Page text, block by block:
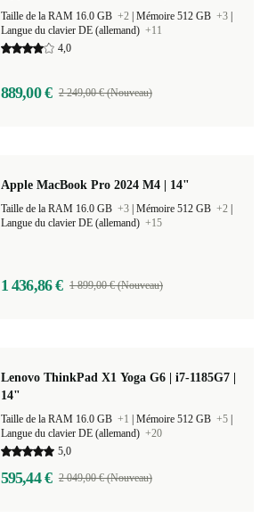
Taille de la RAM 16.0 GB +2 Mémoire 512 GB +3
Langue du clavier DE (allemand) +11
4,0
889,00 € 2 249,00 € (Nouveau)
Apple MacBook Pro 2024 M4 | 14"
Taille de la RAM 16.0 GB +3 Mémoire 512 GB +2
Langue du clavier DE (allemand) +15
1 436,86 € 1 899,00 € (Nouveau)
Lenovo ThinkPad X1 Yoga G6 | i7-1185G7 |
14"
Taille de la RAM 16.0 GB +1 Mémoire 512 GB +5
Langue du clavier DE (allemand) +20
5,0
595,44 € 2 049,00 € (Nouveau)